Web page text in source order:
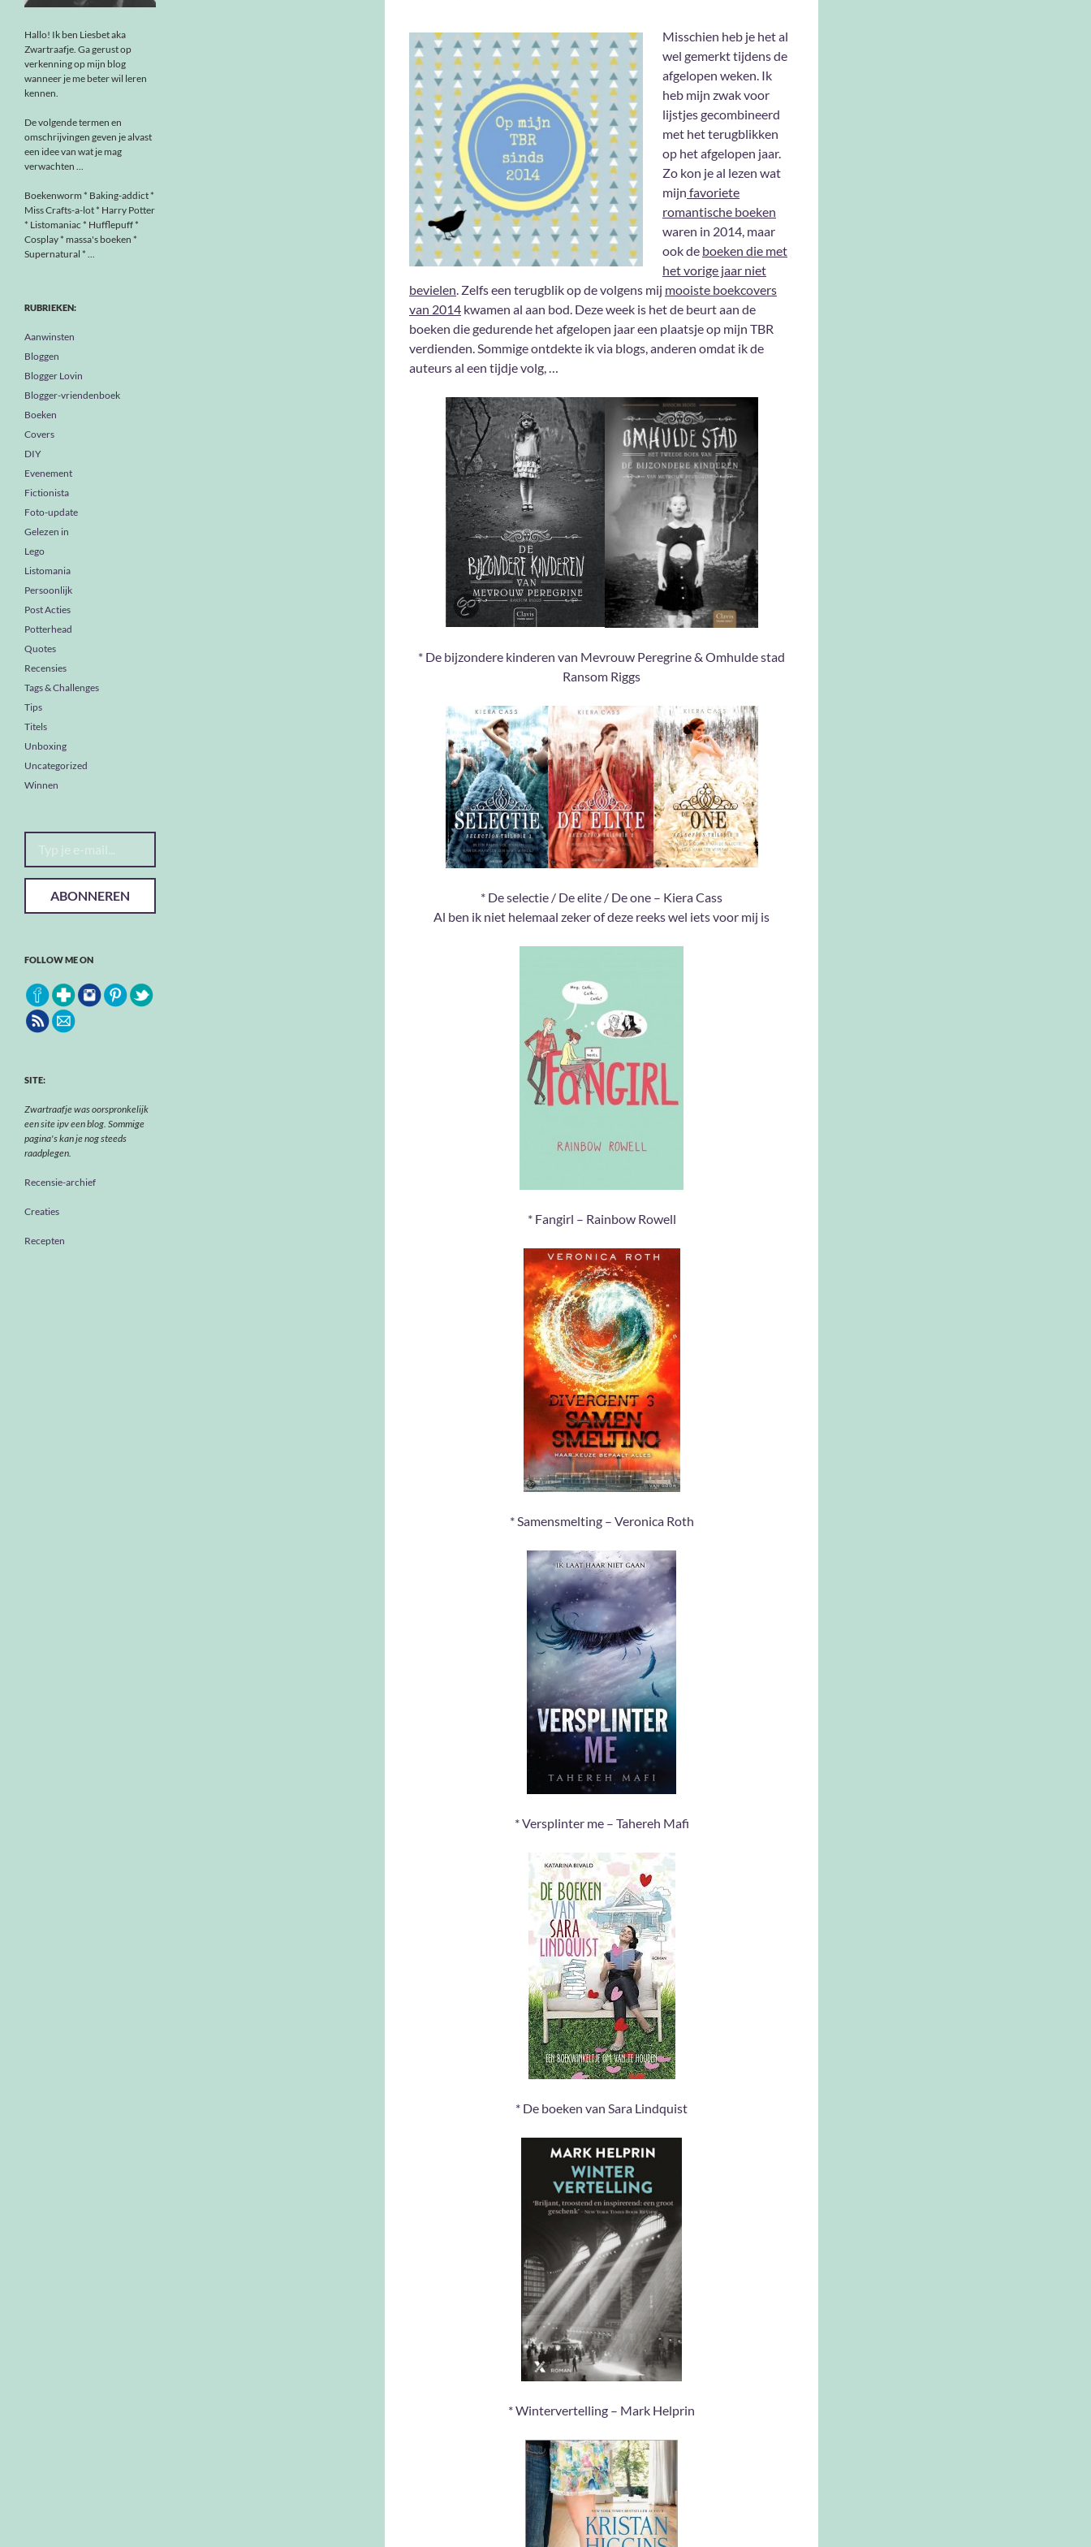
Misschien heb je het al
wel gemerkt tijdens de
afgelopen weken. Ik
heb mijn zwak voor
lijstjes gecombineerd
met het terugblikken
op het afgelopen jaar.
Zo kon je al lezen wat
mijn favoriete
romantische boeken
waren in 2014, maar
ook de boeken die met
het vorige jaar niet
bevielen. Zelfs een terugblik op de volgens mij mooiste boekcovers
van 2014 kwamen al aan bod. Deze week is het de beurt aan de
boeken die gedurende het afgelopen jaar een plaatsje op mijn TBR
verdienden. Sommige ontdekte ik via blogs, anderen omdat ik de
auteurs al een tijdje volg, …
* De bijzondere kinderen van Mevrouw Peregrine & Omhulde stad
Ransom Riggs
* De selectie / De elite / De one – Kiera Cass
Al ben ik niet helemaal zeker of deze reeks wel iets voor mij is
* Fangirl – Rainbow Rowell
* Samensmelting – Veronica Roth
* Versplinter me – Tahereh Mafi
* De boeken van Sara Lindquist
* Wintervertelling – Mark Helprin
Hallo! Ik ben Liesbet aka
Zwartraafje. Ga gerust op
verkenning op mijn blog
wanneer je me beter wil leren
kennen.
De volgende termen en
omschrijvingen geven je alvast
een idee van wat je mag
verwachten ...
Boekenworm * Baking-addict *
Miss Crafts-a-lot * Harry Potter
* Listomaniac * Hufflepuff *
Cosplay * massa's boeken *
Supernatural * ...
RUBRIEKEN:
Aanwinsten
Bloggen
Blogger Lovin
Blogger-vriendenboek
Boeken
Covers
DIY
Evenement
Fictionista
Foto-update
Gelezen in
Lego
Listomania
Persoonlijk
Post Acties
Potterhead
Quotes
Recensies
Tags & Challenges
Tips
Titels
Unboxing
Uncategorized
Winnen
Typ je e-mail...
ABONNEREN
FOLLOW ME ON
SITE:
Zwartraafje was oorspronkelijk
een site ipv een blog. Sommige
pagina's kan je nog steeds
raadplegen.
Recensie-archief
Creaties
Recepten